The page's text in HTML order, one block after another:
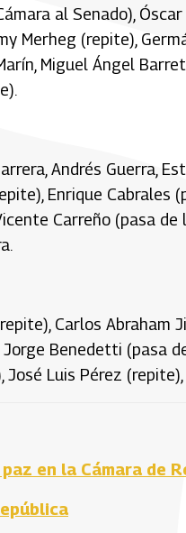
al Senado),
Merheg (repite),
Miguel Ángel
Andrés Guerra,
Enrique Cabrales
Carreño (pasa de
Carlos Abraham
Benedetti (pasa
Luis Pérez
en la Cámara de